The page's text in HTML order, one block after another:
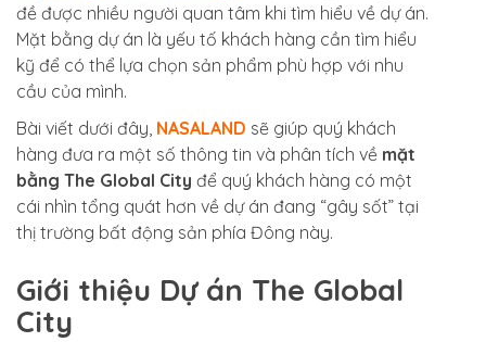
đề được nhiều người quan tâm khi tìm hiểu về dự án.
Mặt bằng dự án là yếu tố khách hàng cần tìm hiểu
kỹ để có thể lựa chọn sản phẩm phù hợp với nhu
cầu của mình.
Bài viết dưới đây, NASALAND sẽ giúp quý khách
hàng đưa ra một số thông tin và phân tích về mặt
bằng The Global City để quý khách hàng có một
cái nhìn tổng quát hơn về dự án đang “gây sốt” tại
thị trường bất động sản phía Đông này.
Giới thiệu Dự án The Global
City